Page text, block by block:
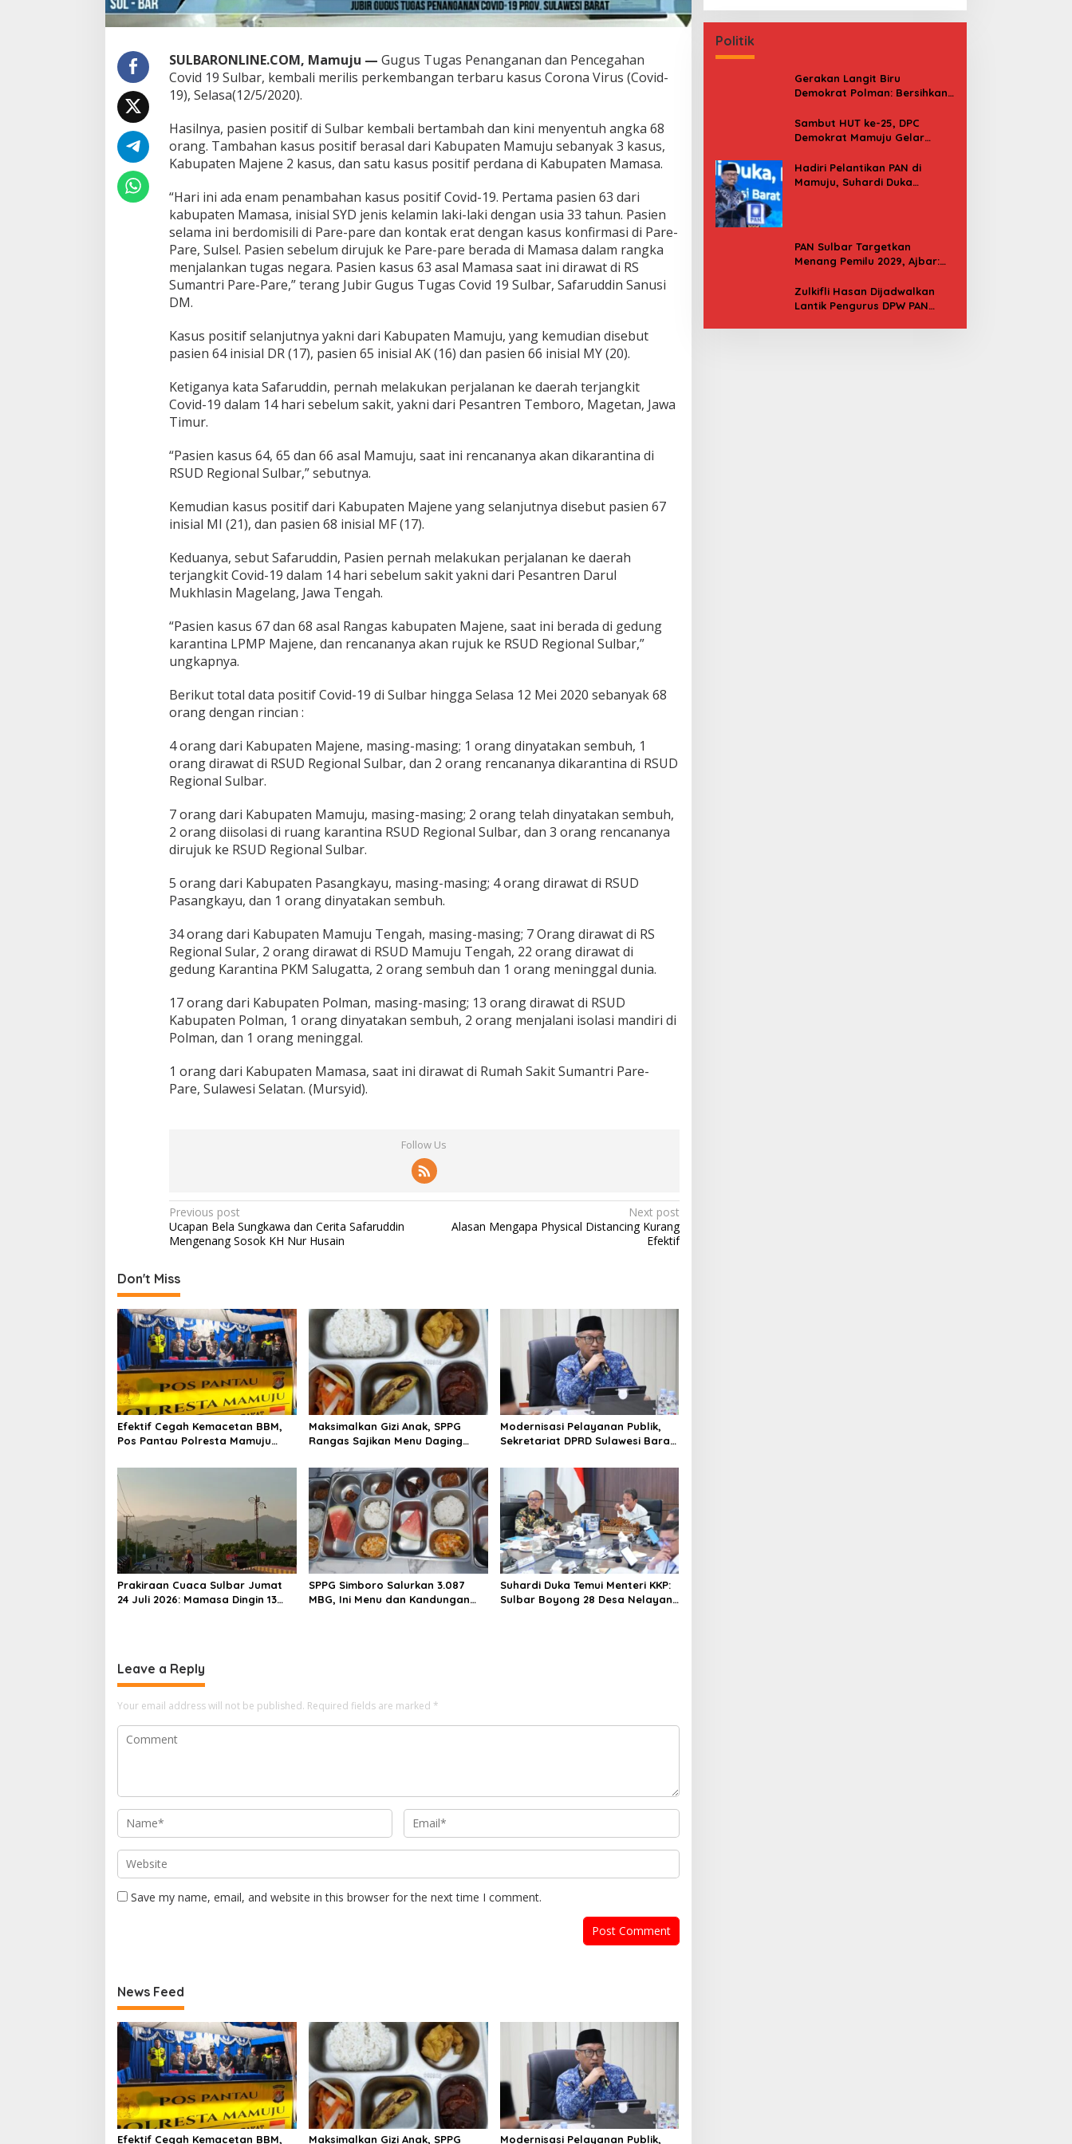
n
g
K
i
n
i
8
K
a
s
SULBARONLINE.COM, Mamuju — Gugus Tugas Penanganan dan Pencegahan
Covid 19 Sulbar, kembali merilis perkembangan terbaru kasus Corona Virus (Covid-
19), Selasa(12/5/2020).
Hasilnya, pasien positif di Sulbar kembali bertambah dan kini menyentuh angka 68
orang. Tambahan kasus positif berasal dari Kabupaten Mamuju sebanyak 3 kasus,
Kabupaten Majene 2 kasus, dan satu kasus positif perdana di Kabupaten Mamasa.
“Hari ini ada enam penambahan kasus positif Covid-19. Pertama pasien 63 dari
kabupaten Mamasa, inisial SYD jenis kelamin laki-laki dengan usia 33 tahun. Pasien
selama ini berdomisili di Pare-pare dan kontak erat dengan kasus konfirmasi di Pare-
Pare, Sulsel. Pasien sebelum dirujuk ke Pare-pare berada di Mamasa dalam rangka
menjalankan tugas negara. Pasien kasus 63 asal Mamasa saat ini dirawat di RS
Sumantri Pare-Pare,” terang Jubir Gugus Tugas Covid 19 Sulbar, Safaruddin Sanusi
DM.
Kasus positif selanjutnya yakni dari Kabupaten Mamuju, yang kemudian disebut
pasien 64 inisial DR (17), pasien 65 inisial AK (16) dan pasien 66 inisial MY (20).
Ketiganya kata Safaruddin, pernah melakukan perjalanan ke daerah terjangkit
Covid-19 dalam 14 hari sebelum sakit, yakni dari Pesantren Temboro, Magetan, Jawa
Timur.
“Pasien kasus 64, 65 dan 66 asal Mamuju, saat ini rencananya akan dikarantina di
RSUD Regional Sulbar,” sebutnya.
Kemudian kasus positif dari Kabupaten Majene yang selanjutnya disebut pasien 67
inisial MI (21), dan pasien 68 inisial MF (17).
Keduanya, sebut Safaruddin, Pasien pernah melakukan perjalanan ke daerah
terjangkit Covid-19 dalam 14 hari sebelum sakit yakni dari Pesantren Darul
Mukhlasin Magelang, Jawa Tengah.
“Pasien kasus 67 dan 68 asal Rangas kabupaten Majene, saat ini berada di gedung
karantina LPMP Majene, dan rencananya akan rujuk ke RSUD Regional Sulbar,”
ungkapnya.
Berikut total data positif Covid-19 di Sulbar hingga Selasa 12 Mei 2020 sebanyak 68
orang dengan rincian :
4 orang dari Kabupaten Majene, masing-masing; 1 orang dinyatakan sembuh, 1
orang dirawat di RSUD Regional Sulbar, dan 2 orang rencananya dikarantina di RSUD
Regional Sulbar.
7 orang dari Kabupaten Mamuju, masing-masing; 2 orang telah dinyatakan sembuh,
2 orang diisolasi di ruang karantina RSUD Regional Sulbar, dan 3 orang rencananya
dirujuk ke RSUD Regional Sulbar.
5 orang dari Kabupaten Pasangkayu, masing-masing; 4 orang dirawat di RSUD
Pasangkayu, dan 1 orang dinyatakan sembuh.
34 orang dari Kabupaten Mamuju Tengah, masing-masing; 7 Orang dirawat di RS
Regional Sular, 2 orang dirawat di RSUD Mamuju Tengah, 22 orang dirawat di
gedung Karantina PKM Salugatta, 2 orang sembuh dan 1 orang meninggal dunia.
17 orang dari Kabupaten Polman, masing-masing; 13 orang dirawat di RSUD
Kabupaten Polman, 1 orang dinyatakan sembuh, 2 orang menjalani isolasi mandiri di
Polman, dan 1 orang meninggal.
1 orang dari Kabupaten Mamasa, saat ini dirawat di Rumah Sakit Sumantri Pare-
Pare, Sulawesi Selatan. (Mursyid).
Follow Us
P
o
t
n
a
v
i
g
a
t
i
Previous post
Ucapan Bela Sungkawa dan Cerita Safaruddin
Mengenang Sosok KH Nur Husain
Next post
Alasan Mengapa Physical Distancing Kurang
Efektif
Don't Miss
Efektif Cegah Kemacetan BBM,
Pos Pantau Polresta Mamuju
Maksimalkan Gizi Anak, SPPG
Rangas Sajikan Menu Daging
Modernisasi Pelayanan Publik,
Sekretariat DPRD Sulawesi Barat
Prakiraan Cuaca Sulbar Jumat
24 Juli 2026: Mamasa Dingin 13
SPPG Simboro Salurkan 3.087
MBG, Ini Menu dan Kandungan
Suhardi Duka Temui Menteri KKP:
Sulbar Boyong 28 Desa Nelayan
Leave a Reply
Your email address will not be published. Required fields are marked *
Save my name, email, and website in this browser for the next time I comment.
News Feed
Efektif Cegah Kemacetan BBM, Maksimalkan Gizi Anak, SPPG Modernisasi Pelayanan Publik,
Politik
Gerakan Langit Biru
Demokrat Polman: Bersihkan
Donor Darah
Sambut HUT ke-25, DPC
Demokrat Mamuju Gelar
Indonesia Asri
Hadiri Pelantikan PAN di
Mamuju, Suhardi Duka
PAN Sulbar Targetkan
Menang Pemilu 2029, Ajbar:
Besok
Zulkifli Hasan Dijadwalkan
Lantik Pengurus DPW PAN